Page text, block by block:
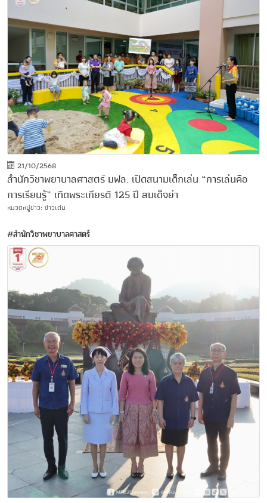
21/10/2568
สำนักวิชาพยาบาลศาสตร์ มฟล. เปิดสนามเด็กเล่น “การเล่นคือ
การเรียนรู้” เทิดพระเกียรติ 125 ปี สมเด็จย่า
หมวดหมู่ข่าว: ข่าวเด่น
#สำนักวิชาพยาบาลศาสตร์